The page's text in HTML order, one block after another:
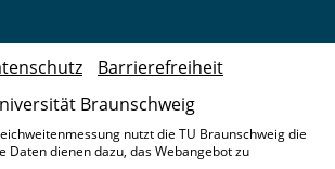
Braunschweig
Barrierefreiheit
nutzt die TU Braunschweig die
Daten dienen dazu, das Webangebot zu